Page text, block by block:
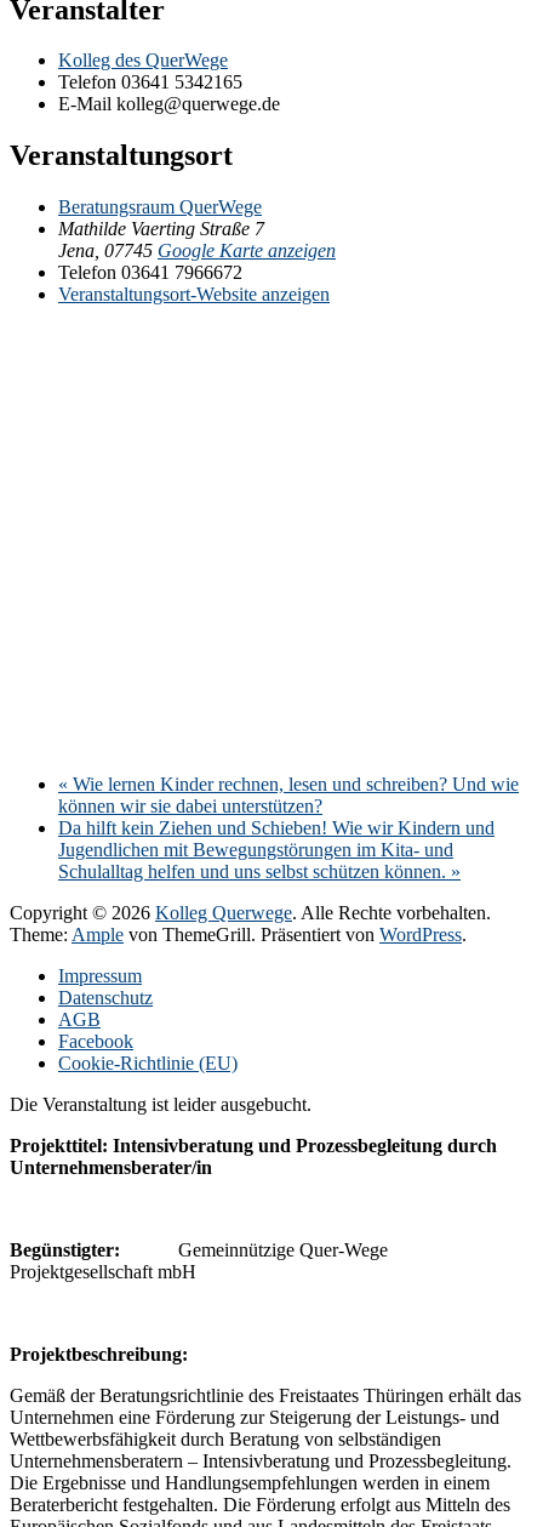
Veranstalter
Kolleg des QuerWege
Telefon 03641 5342165
E-Mail kolleg@querwege.de
Veranstaltungsort
Beratungsraum QuerWege
Mathilde Vaerting Straße 7
Jena 07745 Google Karte anzeigen
Telefon 03641 7966672
Veranstaltungsort-Website anzeigen
« Wie lernen Kinder rechnen, lesen und schreiben? Und wie
können wir sie dabei unterstützen?
Da hilft kein Ziehen und Schieben! Wie wir Kindern und
Jugendlichen mit Bewegungstörungen im Kita- und
Schulalltag helfen und uns selbst schützen können. »
Copyright © 2026 Kolleg Querwege. Alle Rechte vorbehalten.
Theme: Ample von ThemeGrill. Präsentiert von WordPress.
Impressum
Datenschutz
AGB
Facebook
Cookie-Richtlinie (EU)
Die Veranstaltung ist leider ausgebucht.
Projekttitel: Intensivberatung und Prozessbegleitung durch
Unternehmensberater/in
Begünstigter: Gemeinnützige Quer-Wege
Projektgesellschaft mbH
Projektbeschreibung:
Gemäß der Beratungsrichtlinie des Freistaates Thüringen erhält das
Unternehmen eine Förderung zur Steigerung der Leistungs- und
Wettbewerbsfähigkeit durch Beratung von selbständigen
Unternehmensberatern – Intensivberatung und Prozessbegleitung.
Die Ergebnisse und Handlungsempfehlungen werden in einem
Beraterbericht festgehalten. Die Förderung erfolgt aus Mitteln des